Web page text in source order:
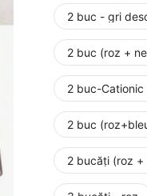
2 buc - gri
2 buc (roz +
2 buc-Cationic
2 buc
2 bucăți (roz +